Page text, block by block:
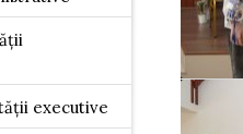
executive